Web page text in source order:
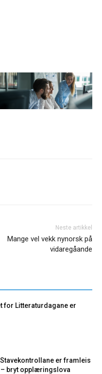
Neste artikkel
Mange vel vekk nynorsk på
vidaregåande
for Litteraturdagane er
er framleis
– bryt opplæringslova